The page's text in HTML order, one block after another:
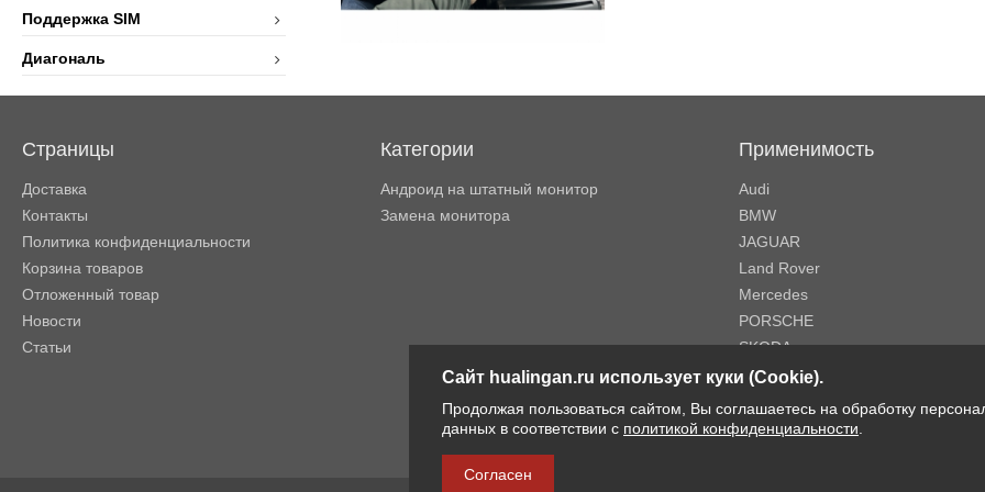
Поддержка SIM
Диагональ
Страницы
Доставка
Контакты
Политика конфиденциальности
Корзина товаров
Отложенный товар
Новости
Статьи
Категории
Андроид на штатный монитор
Замена монитора
Применимость
Audi
BMW
JAGUAR
Land Rover
Mercedes
PORSCHE
SKODA
Volkswagen
MINI
Сайт hualingan.ru использует куки (Cookie).
Продолжая пользоваться сайтом, Вы соглашаетесь на обработку
данных в соответствии с политикой конфиденциальности
Согласен